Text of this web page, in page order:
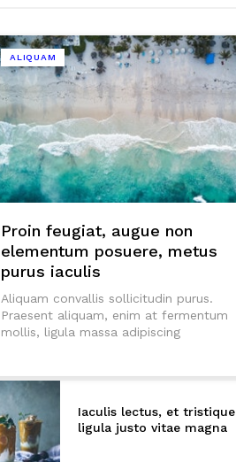
ALIQUAM
Proin feugiat, augue non
elementum posuere, metus
purus iaculis
Aliquam convallis sollicitudin purus.
Praesent aliquam, enim at fermentum
mollis, ligula massa adipiscing
Iaculis lectus, et tristique
ligula justo vitae magna